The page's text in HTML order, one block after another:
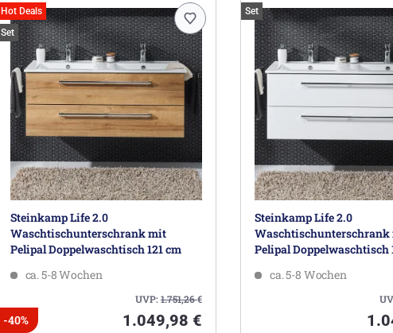
Hot Deals
Set
Steinkamp Life 2.0
Waschtischunterschrank mit
Pelipal Doppelwaschtisch 121 cm
ca. 5-8 Wochen
UVP:1.751,26€
-40% 1.049,98 €
Set
Steinkamp Life 2.0
Pelipal Doppelwaschtisch
ca. 5-8 Wochen